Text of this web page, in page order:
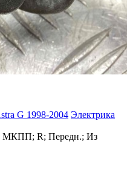
G 1998-2004 Электрика
МКПП; R; Передн.; Из